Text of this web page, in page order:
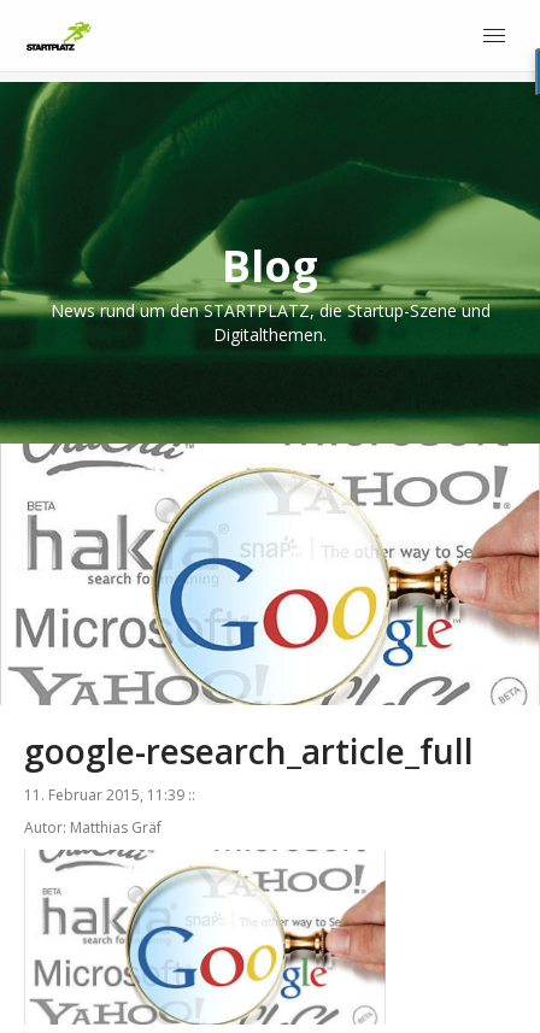
Blog
News rund um den STARTPLATZ, die Startup-Szene und
Digitalthemen.
google-research_article_full
11. Februar 2015, 11:39 ::
Autor: Matthias Gräf